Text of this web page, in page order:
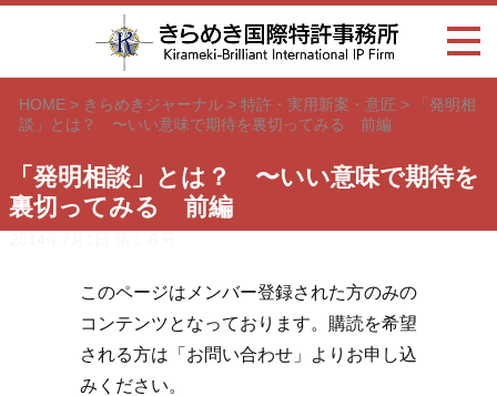
HOME> きらめきジャーナル> 特許・実用新案・意匠 >
「発明相
談」とは？ 〜いい意味で期待を裏切ってみる 前編
「発明相談」とは？ 〜いい意味で期待を
裏切ってみる 前編
このページはメンバー登録された方のみの
コンテンツとなっております。購読を希望
される方は「お問い合わせ」よりお申し込
みください。